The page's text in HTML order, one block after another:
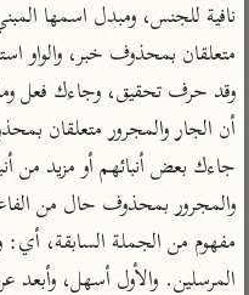
تفسير الماوردي
منتقاة
تفسير ابن القيم
تفسير ابن تيمية
عامّة
أخرى
نظم
لغة